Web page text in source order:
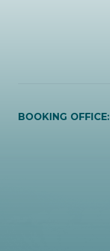
BOOKING OFFICE: